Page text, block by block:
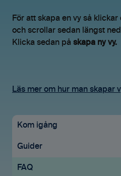
För att skapa en vy så klickar
och scrollar sedan längst
Klicka sedan på skapa ny vy.
Läs mer om hur man skapar
Kom igång
Uppstartsguide
Grundinställningar
Guider
För administratörer
FAQ